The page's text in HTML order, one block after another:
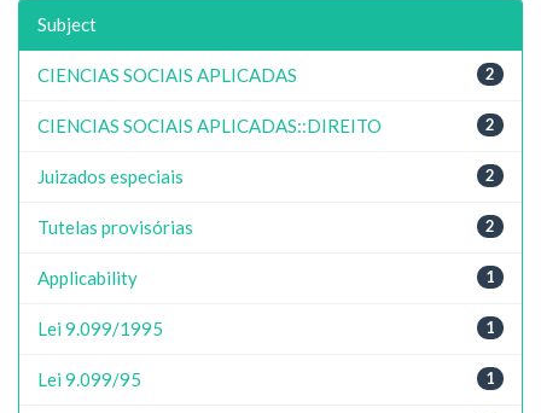
Subject
2
CIENCIAS SOCIAIS APLICADAS
2
CIENCIAS SOCIAIS APLICADAS::DIREITO
2
Juizados especiais
2
Tutelas provisórias
1
Applicability
1
Lei 9.099/1995
1
Lei 9.099/95